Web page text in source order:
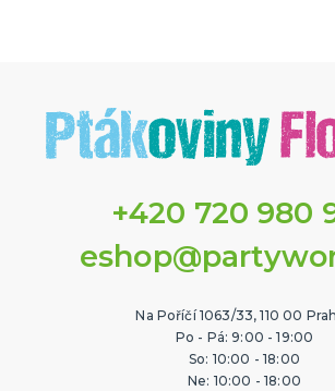
+420 720 980
Na Poříčí 1063/33, 110 00
Po - Pá: 9:00 - 19:00
So: 10:00 - 18:00
Ne: 10:00 - 18:00